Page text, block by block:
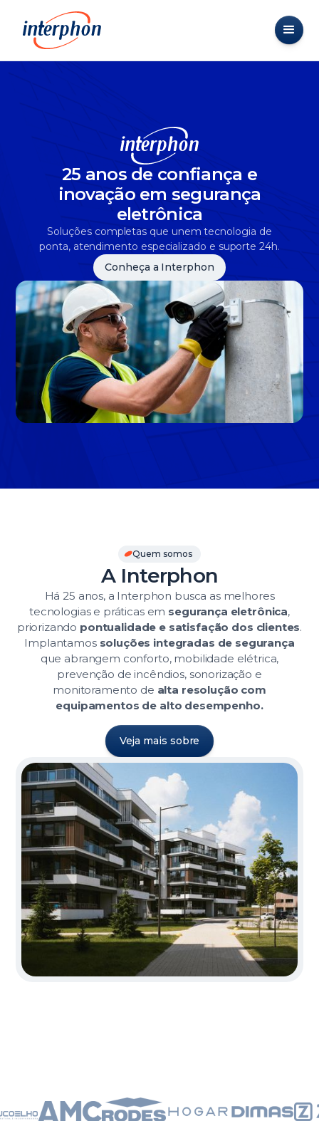
25 anos de confiança e
inovação em segurança
eletrônica
Soluções completas que unem tecnologia de
ponta, atendimento especializado e suporte 24h.
Conheça a Interphon
Quem somos
A Interphon
Há 25 anos, a Interphon busca as melhores
tecnologias e práticas em segurança eletrônica,
priorizando pontualidade e satisfação dos clientes.
Implantamos soluções integradas de segurança
que abrangem conforto, mobilidade elétrica,
prevenção de incêndios, sonorização e
monitoramento de alta resolução com
equipamentos de alto desempenho.
Veja mais sobre